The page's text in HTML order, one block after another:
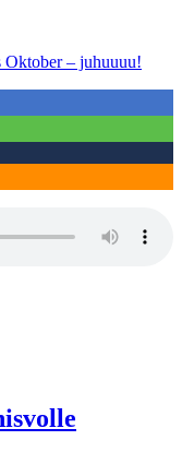
Oktober – juhuuuu!